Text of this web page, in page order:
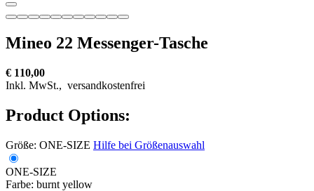
Mineo 22 Messenger-Tasche
€ 110,00
Inkl. MwSt., versandkostenfrei
Product Options:
Größe: ONE-SIZE Hilfe bei Größenauswahl
ONE-SIZE
Farbe: burnt yellow